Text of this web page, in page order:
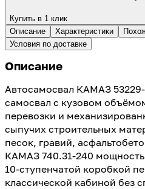
Купить в 1 клик
Описание
Характеристики
Условия по доставке
Описание
Автосамосвал КАМАЗ
самосвал с кузовом
перевозки и
сыпучих строительных
песок, гравий,
КАМАЗ 740.31-240
10-ступенчатой коробкой
классической кабиной без